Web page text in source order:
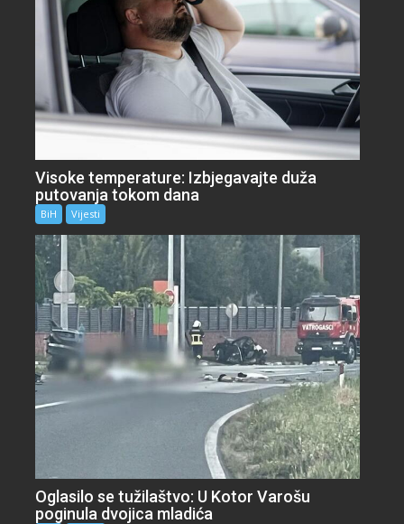
Visoke temperature: Izbjegavajte duža
putovanja tokom dana
BiH Vijesti
Oglasilo se tužilaštvo: U Kotor Varošu
poginula dvojica mladića